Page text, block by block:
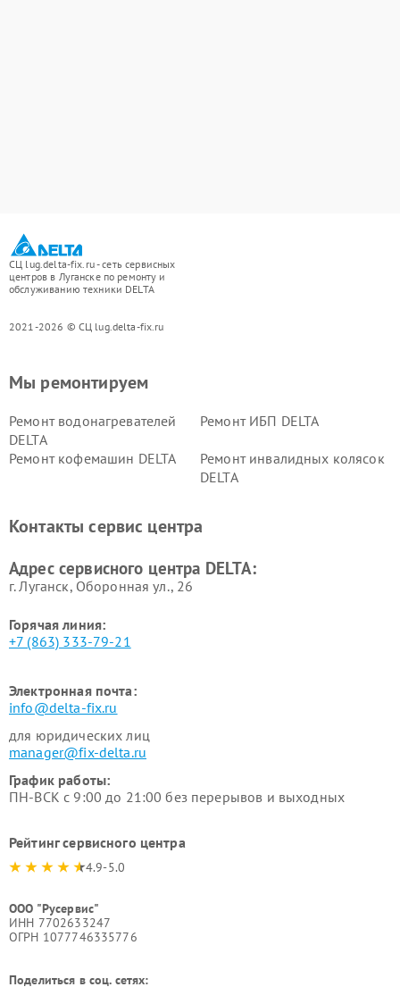
СЦ lug.delta-fix.ru - сеть сервисных
центров в Луганске по ремонту и
обслуживанию техники DELTA
2021-2026 © СЦ lug.delta-fix.ru
Мы ремонтируем
Ремонт водонагревателей
DELTA
Ремонт ИБП DELTA
Ремонт кофемашин DELTA
Ремонт инвалидных колясок
DELTA
Контакты сервис центра
Адрес сервисного центра DELTA:
г. Луганск, Оборонная ул., 26
Горячая линия:
+7 (863) 333-79-21
Электронная почта:
info@delta-fix.ru
для юридических лиц
manager@fix-delta.ru
График работы:
ПН-ВСК с 9:00 до 21:00 без перерывов и выходных
Рейтинг сервисного центра
4.9-5.0
ООО "Русервис"
ИНН 7702633247
ОГРН 1077746335776
Поделиться в соц. сетях: